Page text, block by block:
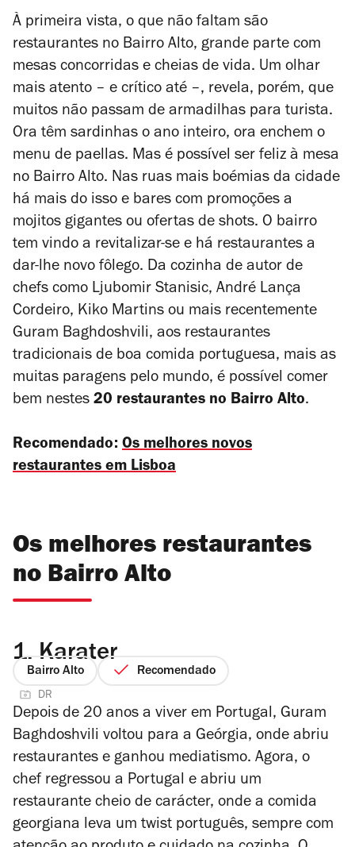
À primeira vista, o que não faltam são
restaurantes no Bairro Alto, grande parte com
mesas concorridas e cheias de vida. Um olhar
mais atento – e crítico até –, revela, porém, que
muitos não passam de armadilhas para turista.
Ora têm sardinhas o ano inteiro, ora enchem o
menu de paellas. Mas é possível ser feliz à mesa
no Bairro Alto. Nas ruas mais boémias da cidade
há mais do isso e bares com promoções a
mojitos gigantes ou ofertas de shots. O bairro
tem vindo a revitalizar-se e há restaurantes a
dar-lhe novo fôlego. Da cozinha de autor de
chefs como Ljubomir Stanisic, André Lança
Cordeiro, Kiko Martins ou mais recentemente
Guram Baghdoshvili, aos restaurantes
tradicionais de boa comida portuguesa, mais as
muitas paragens pelo mundo, é possível comer
bem nestes 20 restaurantes no Bairro Alto.
Recomendado: Os melhores novos
restaurantes em Lisboa
Os melhores restaurantes
no Bairro Alto
1. Karater
Bairro Alto Recomendado
DR
Depois de 20 anos a viver em Portugal, Guram
Baghdoshvili voltou para a Geórgia, onde abriu
restaurantes e ganhou mediatismo. Agora, o
chef regressou a Portugal e abriu um
restaurante cheio de carácter, onde a comida
georgiana leva um twist português, sempre com